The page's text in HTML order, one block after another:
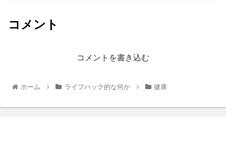
コメント
コメントを書き込む
ホーム ライフハック的な何か 健康